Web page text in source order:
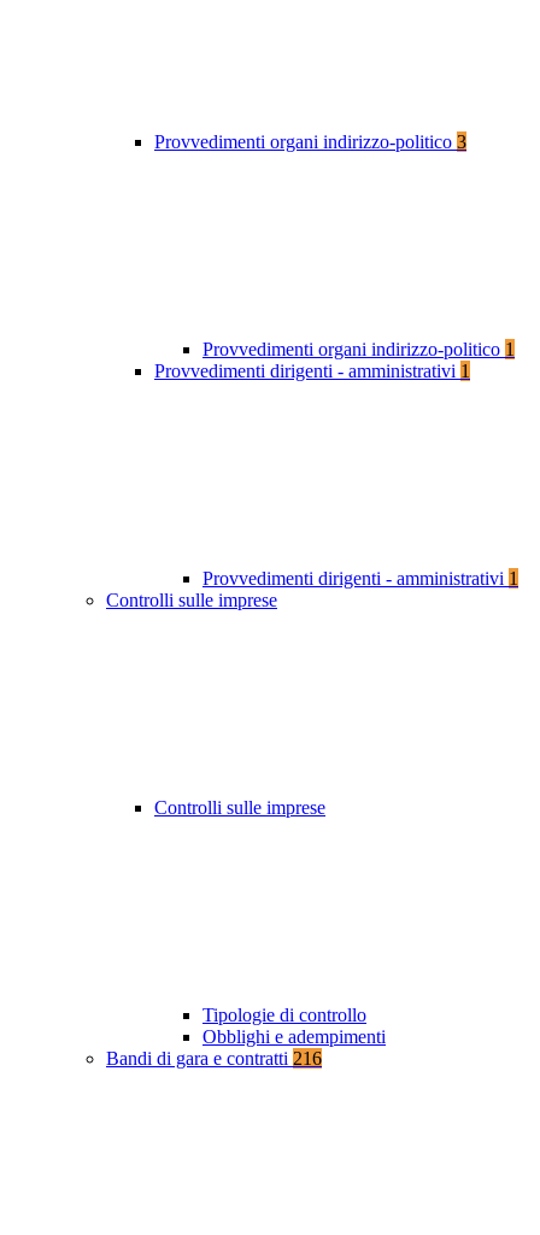
Provvedimenti organi indirizzo-politico 3
Provvedimenti organi indirizzo-politico 1
Provvedimenti dirigenti - amministrativi 1
Provvedimenti dirigenti - amministrativi 1
Controlli sulle imprese
Controlli sulle imprese
Tipologie di controllo
Obblighi e adempimenti
Bandi di gara e contratti 216